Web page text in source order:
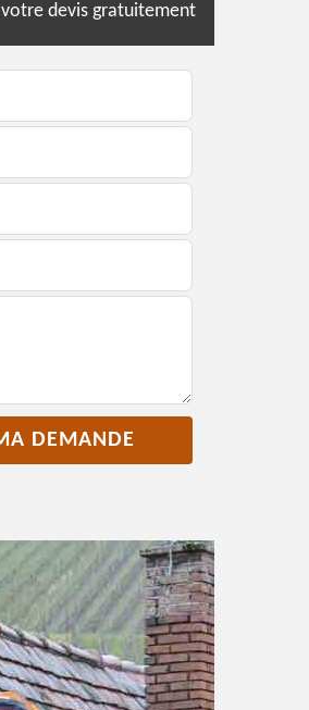
votre devis gratuitement